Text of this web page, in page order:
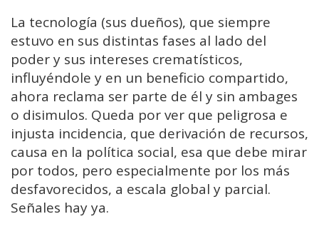
La tecnología (sus dueños), que siempre
estuvo en sus distintas fases al lado del
poder y sus intereses crematísticos,
influyéndole y en un beneficio compartido,
ahora reclama ser parte de él y sin ambages
o disimulos. Queda por ver que peligrosa e
injusta incidencia, que derivación de recursos,
causa en la política social, esa que debe mirar
por todos, pero especialmente por los más
desfavorecidos, a escala global y parcial.
Señales hay ya.